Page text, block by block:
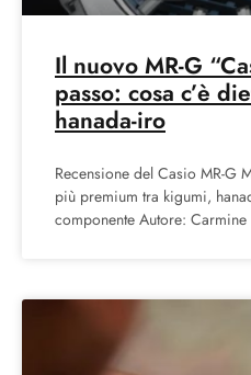
Il nuovo MR-G
passo: cosa c’è
hanada-iro
Recensione del Casio MR-G
più premium tra kigumi,
componente Autore: